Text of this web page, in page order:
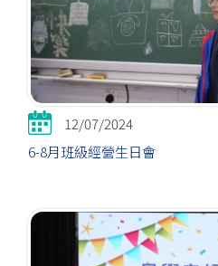
12/07/2024
6-8月班級經營生日會